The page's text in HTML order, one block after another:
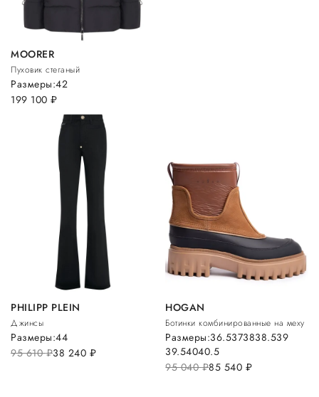
MOORER
Пуховик стеганый
199 100 руб.
Размеры:42
PHILIPP PLEIN
Джинсы
95 610руб.38 240 руб.
Размеры:44
HOGAN
Ботинки комбинированные на меху
95 040руб.85 540 руб.
Размеры:36.5373838.539
39.54040.5